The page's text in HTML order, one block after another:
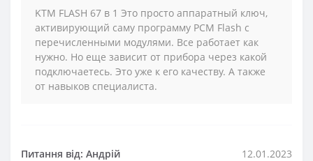
KTM FLASH 67 в 1 Это просто аппаратный ключ,
активирующий саму программу PCM Flash с
перечисленными модулями. Все работает как
нужно. Но еще зависит от прибора через какой
подключаетесь. Это уже к его качеству. А также
от навыков специалиста.
Питання від: Андрій 12.01.2023